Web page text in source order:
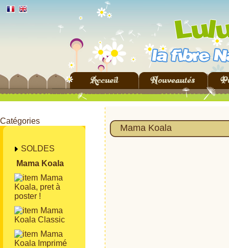
Catégories
SOLDES
Mama Koala
Mama
Koala, pret à
poster !
Mama
Koala Classic
Mama
Koala Imprimé
Mama Koala